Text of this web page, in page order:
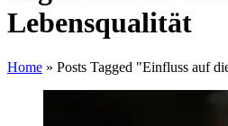
Lebensqualität
Home » Posts Tagged "Einfluss auf